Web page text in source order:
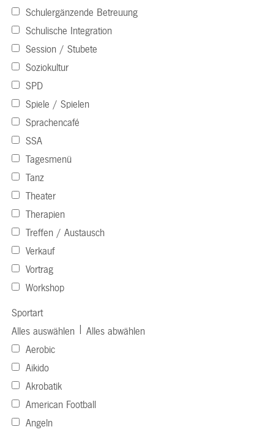
Schulergänzende Betreuung
Schulische Integration
Session / Stubete
Soziokultur
SPD
Spiele / Spielen
Sprachencafé
SSA
Tagesmenü
Tanz
Theater
Therapien
Treffen / Austausch
Verkauf
Vortrag
Workshop
Sportart
Alles auswählen
Alles abwählen
Aerobic
Aikido
Akrobatik
American Football
Angeln